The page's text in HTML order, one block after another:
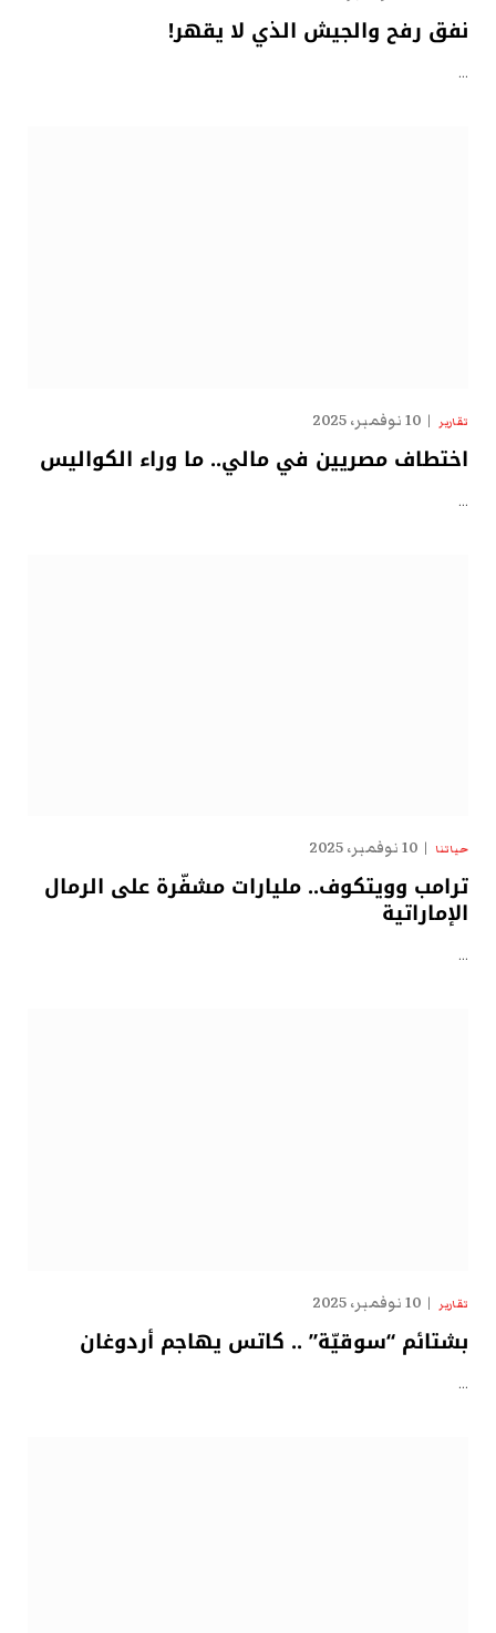
نفق رفح والجيش الذي لا يقهر!
…
تقارير 10 نوفمبر، 2025
اختطاف مصريين في مالي.. ما وراء الكواليس
…
حياتنا 10 نوفمبر، 2025
ترامب وويتكوف.. مليارات مشفّرة على الرمال
الإماراتية
…
تقارير 10 نوفمبر، 2025
بشتائم “سوقيّة” .. كاتس يهاجم أردوغان
…